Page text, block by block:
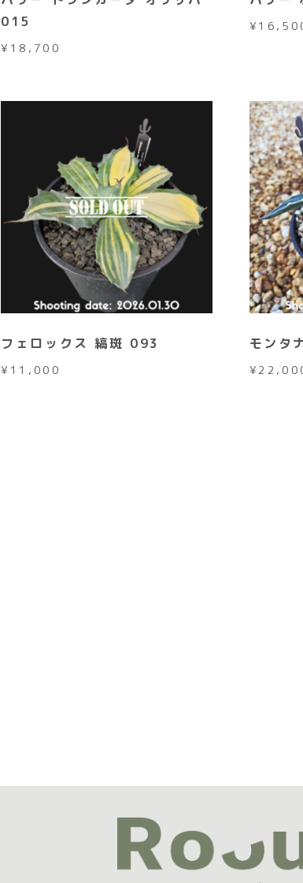
015
¥ 18,700
¥
フェロックス 縞斑 093
¥ 11,000
モンタ
¥